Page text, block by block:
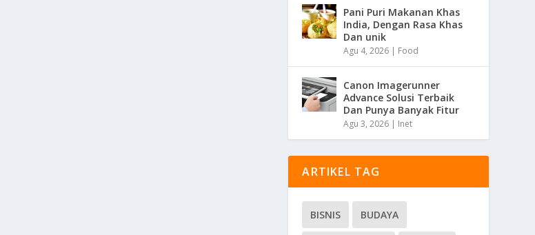
Pani Puri Makanan Khas
India, Dengan Rasa Khas
Dan unik
Agu 4, 2026 | Food
Canon Imagerunner
Advance Solusi Terbaik
Dan Punya Banyak Fitur
Agu 3, 2026 | Inet
ARTIKEL TAG
BISNIS BUDAYA